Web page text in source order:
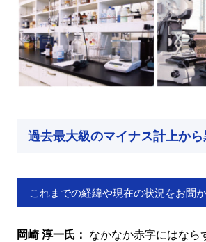
過去最大級のマイナス計上か
これまでの経緯や現在の状況をお聞
岡崎 淳一氏： なかなか赤字にはなら